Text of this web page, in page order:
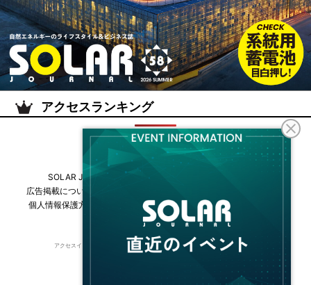
アクセスランキング
SOLAR JOURNALについて
広告掲載について
個人情報保護方針
運営会社・媒体一覧 For overseas customers
アクセスインターナショナルは持続可能な開発目標（SDGs）を支援しています。